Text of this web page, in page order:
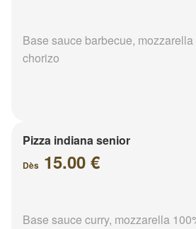
Base sauce barbecue,
chorizo
Pizza indiana senior
Dès 15.00 €
Base sauce curry, mozzarella